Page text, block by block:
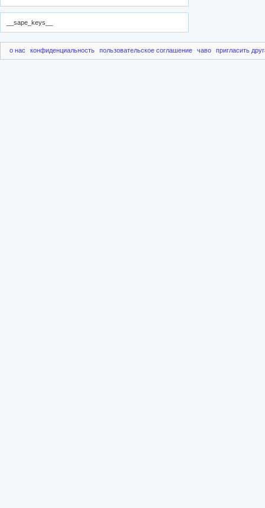
__sape_keys__
о нас конфиденциальность пользовательское соглашение чаво пригласить